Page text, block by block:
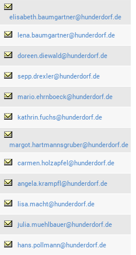
elisabeth.baumgartner@hunderdorf.de
lena.baumgartner@hunderdorf.de
doreen.diewald@hunderdorf.de
sepp.drexler@hunderdorf.de
mario.ehrnboeck@hunderdorf.de
kathrin.fuchs@hunderdorf.de
margot.hartmannsgruber@hunderdorf.de
carmen.holzapfel@hunderdorf.de
angela.krampfl@hunderdorf.de
lisa.macht@hunderdorf.de
julia.muehlbauer@hunderdorf.de
hans.pollmann@hunderdorf.de